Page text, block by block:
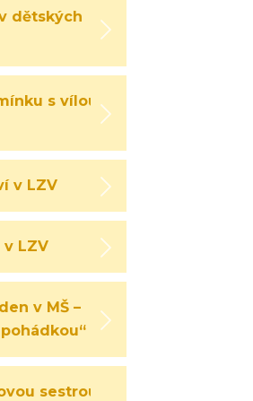
dětských
s vílou
v LZV
v LZV
v MŠ –
sestrou